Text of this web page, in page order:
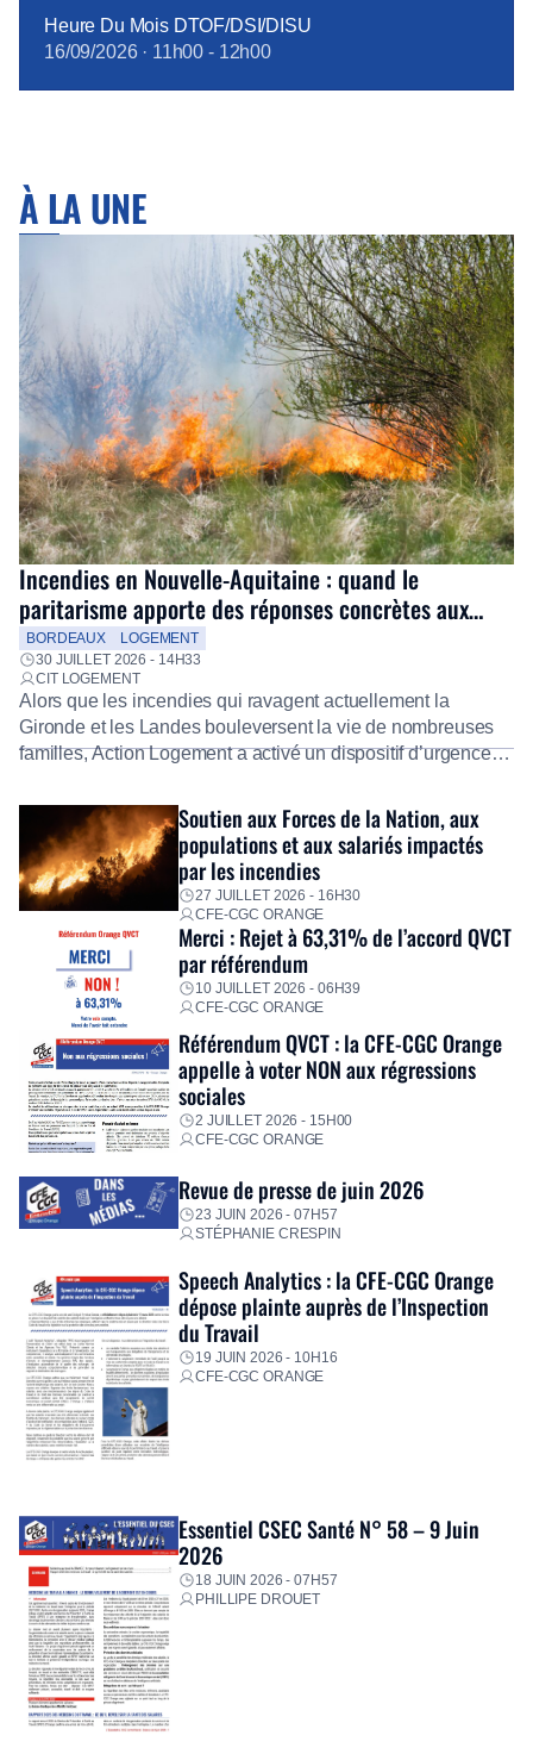
Heure Du Mois DTOF/DSI/DISU
16/09/2026· 11h00 - 12h00
À LA UNE
Incendies en Nouvelle-Aquitaine : quand le
paritarisme apporte des réponses concrètes aux
salariés
BORDEAUX
LOGEMENT
30 JUILLET 2026 - 14H33
CIT LOGEMENT
Alors que les incendies qui ravagent actuellement la
Gironde et les Landes bouleversent la vie de nombreuses
familles, Action Logement a activé un dispositif d’urgence
Fidèle à sa mission d’utilité sociale, le Groupe mobilise
immédiatement ses équipes afin de proposer un diagnostic
personnalisé, des aides financières pour faire face aux
premières dépenses, […]
Soutien aux Forces de la Nation, aux
populations et aux salariés impactés
par les incendies
27 JUILLET 2026 - 16H30
CFE-CGC ORANGE
Merci : Rejet à 63,31% de l’accord QVCT
par référendum
10 JUILLET 2026 - 06H39
CFE-CGC ORANGE
Référendum QVCT : la CFE-CGC Orange
appelle à voter NON aux régressions
sociales
2 JUILLET 2026 - 15H00
CFE-CGC ORANGE
Revue de presse de juin 2026
23 JUIN 2026 - 07H57
STÉPHANIE CRESPIN
Speech Analytics : la CFE-CGC Orange
dépose plainte auprès de l’Inspection
du Travail
19 JUIN 2026 - 10H16
CFE-CGC ORANGE
Essentiel CSEC Santé N° 58 – 9 Juin
2026
18 JUIN 2026 - 07H57
PHILLIPE DROUET